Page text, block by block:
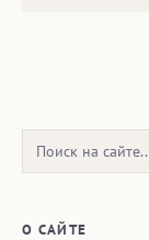
Поиск:
О САЙТЕ